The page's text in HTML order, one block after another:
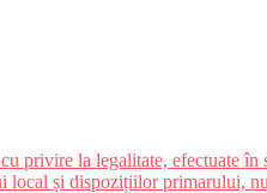
privire la legalitate, efectuate în
și dispozițiilor primarului,